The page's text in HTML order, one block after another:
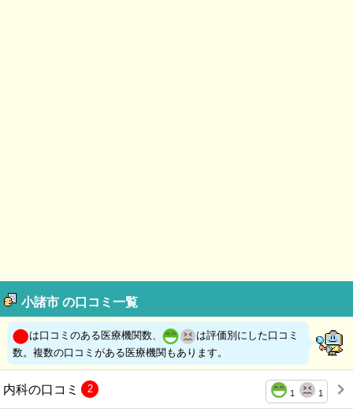
小諸市 の口コミ一覧
は口コミのある医療機関数、
は評価別にした口コミ
数。複数の口コミがある医療機関もあります。
内科の口コミ 1 1
2